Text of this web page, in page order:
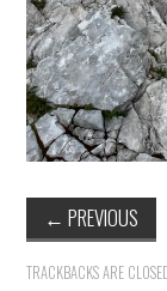
← PREVIOUS
TRACKBACKS ARE